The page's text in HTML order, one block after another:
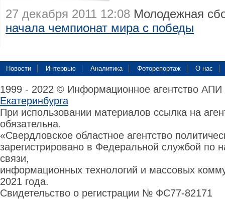
27 декабря 2011 12:08 Молодежная
начала чемпионат мира с победы
Новости Интервью Аналитика Фоторепортаж О нас
1999 - 2022 © Информационное агентство
Екатеринбурга
При использовании материалов ссылка на
обязательна.
«Свердловское областное агентство
зарегистрировано в Федеральной службой по
связи,
информационных технологий и массовых
2021 года.
Свидетельство о регистрации № ФС77-82171